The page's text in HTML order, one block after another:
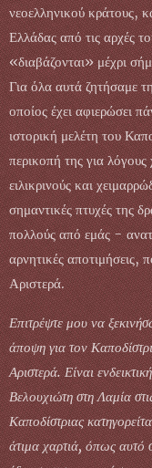
νεοελληνικού κράτους,
Ελλάδας από τις αρχές
«διαβάζονται» μέχρι
Για όλα αυτά ζητήσαμε
οποίος έχει αφιερώσει
ιστορική μελέτη του
περικοπή της για
ειλικρινούς και
σημαντικές πτυχές της
πολλούς από εμάς -
αρνητικές αποτιμήσεις,
Αριστερά.
Επιτρέψτε μου να
άποψη για τον
Αριστερά. Είναι
Βελουχιώτη στη Λαμία
Καποδίστριας
άτιμα χαρτιά, όπως αυτό